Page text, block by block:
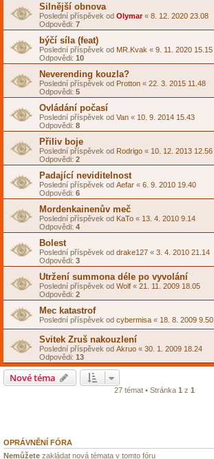
Silnější obnova
Poslední příspěvek od Olymar« 8. 12. 2020 23.08
Odpovědi: 7
býčí síla (feat)
Poslední příspěvek od MR.Kvak « 9. 11. 2020 15.15
Odpovědi: 10
Neverending kouzla?
Poslední příspěvek od Protton « 22. 3. 2015 11.48
Odpovědi: 5
Ovládání počasí
Poslední příspěvek od Van « 10. 9. 2014 15.43
Odpovědi: 8
Přiliv boje
Poslední příspěvek od Rodrigo « 10. 12. 2013 12.56
Odpovědi: 2
Padající neviditelnost
Poslední příspěvek od Aefar « 6. 9. 2010 19.40
Odpovědi: 6
Mordenkainenův meč
Poslední příspěvek od KaTo « 13. 4. 2010 9.14
Odpovědi: 4
Bolest
Poslední příspěvek od drake127 « 3. 4. 2010 21.14
Odpovědi: 3
Utržení summona déle po vyvolání
Poslední příspěvek od Wolf « 21. 11. 2009 18.05
Odpovědi: 2
Mec katastrof
Poslední příspěvek od cybermisa « 18. 8. 2009 9.50
Svitek Zruš nakouzlení
Poslední příspěvek od Akruo « 30. 1. 2009 18.24
Odpovědi: 13
Nové téma
27 témat • Stránka 1 z 1
OPRÁVNĚNÍ FÓRA
Nemůžete zakládat nová témata v tomto fóru